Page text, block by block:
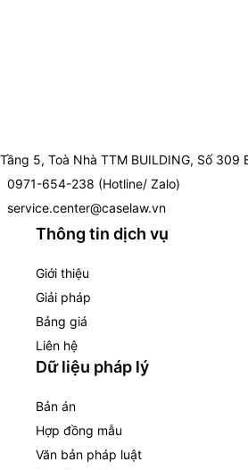
Tầng 5, Toà Nhà TTM BUILDING, Số
0971-654-238 (Hotline/ Zalo)
service.center@caselaw.vn
Thông tin dịch vụ
Giới thiệu
Giải pháp
Bảng giá
Liên hệ
Dữ liệu pháp lý
Bản án
Hợp đồng mẫu
Văn bản pháp luật